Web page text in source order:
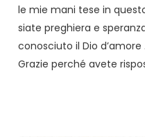
le mie mani tese in
siate preghiera e
conosciuto il Dio d’amore .
Grazie perché avete